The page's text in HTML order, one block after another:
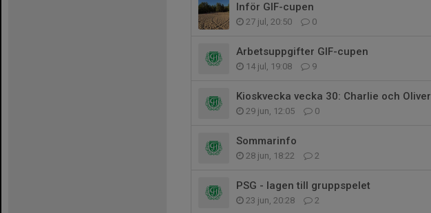
Inför GIF-cupen
27 jul, 20:50 0
Arbetsuppgifter GIF-cupen
14 jul, 19:08 9
Kioskvecka vecka 30: Charlie och Oliver
29 jun, 12:05 0
Sommarinfo
28 jun, 18:22 2
PSG - lagen till gruppspelet
23 jun, 20:28 2